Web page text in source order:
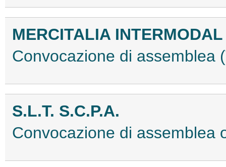
MERCITALIA INTERMODAL
Convocazione di assemblea
S.L.T. S.C.P.A.
Convocazione di assemblea